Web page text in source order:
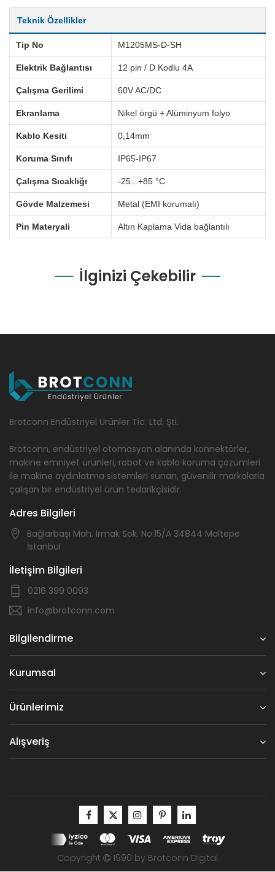
Teknik Özellikler
Tip No M1205MS-D-SH
Elektrik Bağlantısı 12 pin / D Kodlu 4A
Çalışma Gerilimi 60V AC/DC
Ekranlama Nikel örgü + Alüminyum folyo
Kablo Kesiti 0,14mm
Koruma Sınıfı IP65-IP67
Çalışma Sıcaklığı -25...+85 °C
Gövde Malzemesi Metal (EMI korumalı)
Pin Materyali Altın Kaplama Vida bağlantılı
İlginizi Çekebilir
Brotconn Endüstriyel Ürünler Tic. Ltd. Şti.
Brotconn, endüstriyel otomasyon alanında konnektörler,
makine emniyet ürünleri, robot ve kablo koruma çözümleri
ile makine aydınlatma sistemleri sunan, güvenilir markalarla
çalışan bir endüstriyel ürün tedarikçisidir.
Adres Bilgileri
Bağlarbaşı Mah. Irmak Sok. No:15/A 34844 Maltepe
İstanbul
İletişim Bilgileri
0216 399 0093
info@brotconn.com
Bilgilendirme
Kurumsal
Ürünlerimiz
Alışveriş
Copyright 1990 by Brotconn Digital